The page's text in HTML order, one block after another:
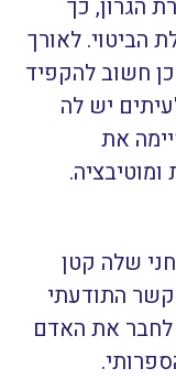
הגרון, כך
הביטוי. לאורך
חשוב להקפיד
יש לה
את
שלה קטן
התודעתי
לחבר את האדם